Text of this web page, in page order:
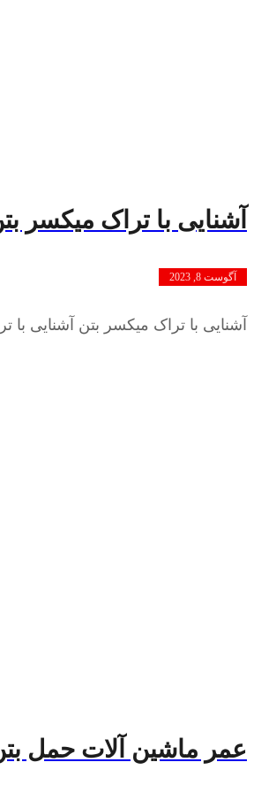
آشنایی با تراک میکسر
آگوست 8, 2023
آشنایی با تراک میکسر بتن آشنایی
عمر ماشین آلات حمل